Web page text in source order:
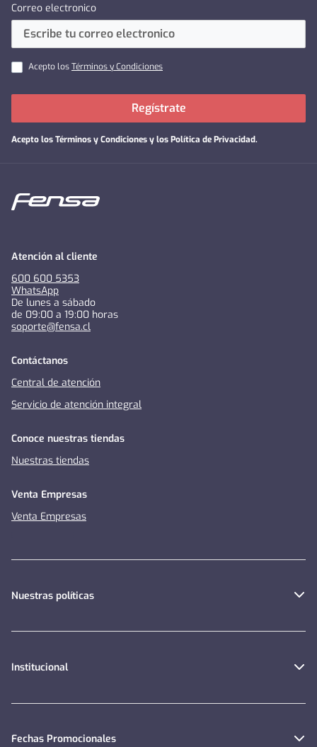
Correo electronico
Acepto losTérminos y Condiciones
Acepto losTérminos y Condiciones y los Política de Privacidad.
Regístrate
Atención al cliente
600 600 5353
WhatsApp
De lunes a sábado
de 09:00 a 19:00 horas
soporte@fensa.cl
Contáctanos
Central de atención
Servicio de atención integral
Conoce nuestras tiendas
Nuestras tiendas
Venta Empresas
Venta Empresas
Nuestras políticas
Institucional
Fechas Promocionales